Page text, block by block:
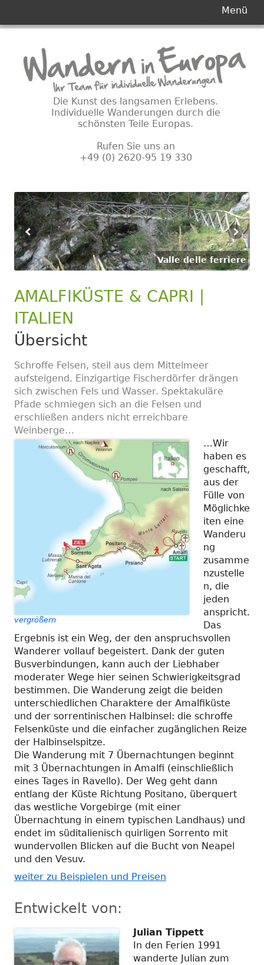
Inhalt
Die Kunst des langsamen Erlebens.
Individuelle Wanderungen durch die
schönsten Teile Europas.
Rufen Sie uns an
+49 (0) 2620-95 19 330
Menü
Valle delle ferriere
AMALFIKÜSTE & CAPRI |
ITALIEN
Übersicht
Schroffe Felsen, steil aus dem Mittelmeer
aufsteigend. Einzigartige Fischerdörfer drängen
sich zwischen Fels und Wasser. Spektakuläre
Pfade schmiegen sich an die Felsen und
erschließen anders nicht erreichbare
Weinberge…
vergrößern
…Wir
haben es
geschafft,
aus der
Fülle von
Möglichke
iten eine
Wanderu
ng
zusamme
nzustelle
n, die
jeden
anspricht.
Das
Ergebnis ist ein Weg, der den anspruchsvollen
Wanderer vollauf begeistert. Dank der guten
Busverbindungen, kann auch der Liebhaber
moderater Wege hier seinen Schwierigkeitsgrad
bestimmen. Die Wanderung zeigt die beiden
unterschiedlichen Charaktere der Amalfiküste
und der sorrentinischen Halbinsel: die schroffe
Felsenküste und die einfacher zugänglichen Reize
der Halbinselspitze.
Die Wanderung mit 7 Übernachtungen beginnt
mit 3 Übernachtungen in Amalfi (einschließlich
eines Tages in Ravello). Der Weg geht dann
entlang der Küste Richtung Positano, überquert
das westliche Vorgebirge (mit einer
Übernachtung in einem typischen Landhaus) und
endet im süditalienisch quirligen Sorrento mit
wundervollen Blicken auf die Bucht von Neapel
und den Vesuv.
weiter zu Beispielen und Preisen
Entwickelt von:
Julian Tippett
In den Ferien 1991
wanderte Julian zum